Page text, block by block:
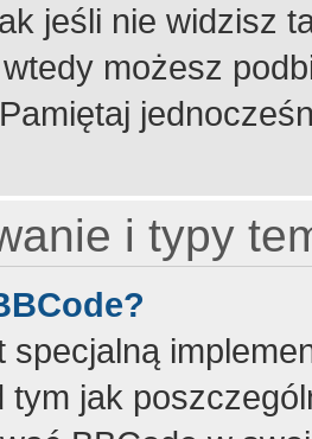
jeśli nie widzisz
wtedy możesz
i typy
specjalną
tym jak